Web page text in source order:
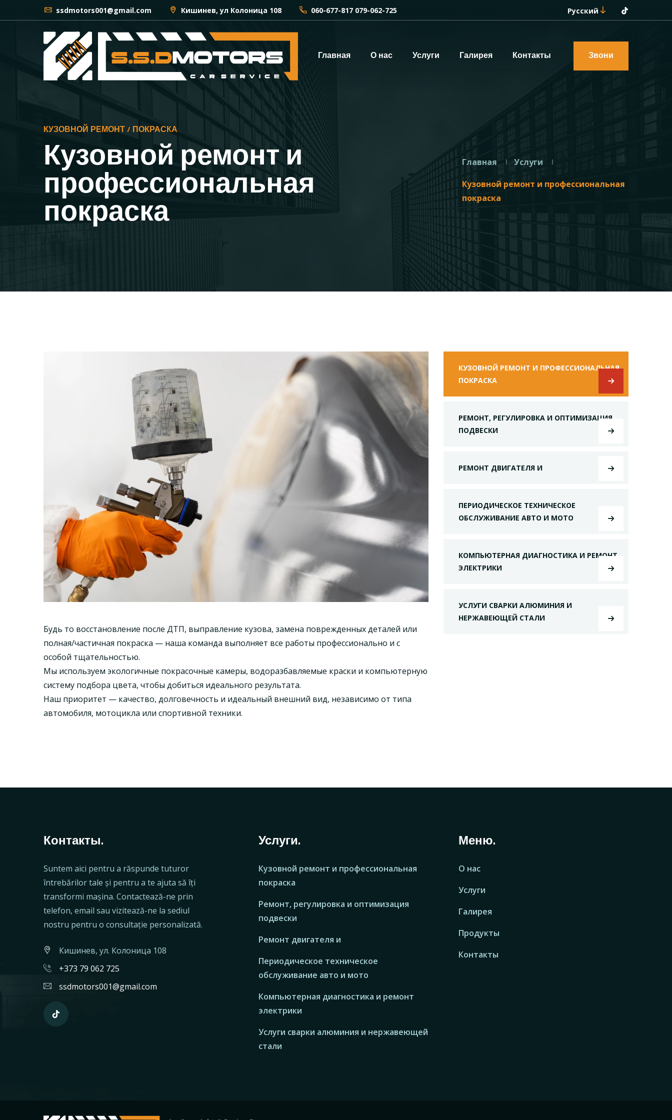
ssdmotors001@gmail.com Кишинев, ул Колоница 108 060-677-817 079-062-725 Русский
Главная О нас Услуги Галирея Контакты Звони
КУЗОВНОЙ РЕМОНТ / ПОКРАСКА
Кузовной ремонт и
профессиональная
покраска
Главная
Услуги
Кузовной ремонт и профессиональная
покраска
Будь то восстановление после ДТП, выправление кузова, замена поврежденных деталей или
полная/частичная покраска — наша команда выполняет все работы профессионально и с
особой тщательностью.
Мы используем экологичные покрасочные камеры, водоразбавляемые краски и компьютерную
систему подбора цвета, чтобы добиться идеального результата.
Наш приоритет — качество, долговечность и идеальный внешний вид, независимо от типа
автомобиля, мотоцикла или спортивной техники.
КУЗОВНОЙ РЕМОНТ И ПРОФЕССИОНАЛЬНАЯ
ПОКРАСКА
РЕМОНТ, РЕГУЛИРОВКА И ОПТИМИЗАЦИЯ
ПОДВЕСКИ
РЕМОНТ ДВИГАТЕЛЯ И
ПЕРИОДИЧЕСКОЕ ТЕХНИЧЕСКОЕ
ОБСЛУЖИВАНИЕ АВТО И МОТО
КОМПЬЮТЕРНАЯ ДИАГНОСТИКА И РЕМОНТ
ЭЛЕКТРИКИ
УСЛУГИ СВАРКИ АЛЮМИНИЯ И
НЕРЖАВЕЮЩЕЙ СТАЛИ
Контакты.
Suntem aici pentru a răspunde tuturor
întrebărilor tale și pentru a te ajuta să îți
transformi mașina. Contactează-ne prin
telefon, email sau vizitează-ne la sediul
nostru pentru o consultație personalizată.
Кишинев, ул. Колоница 108
+373 79 062 725
ssdmotors001@gmail.com
Услуги.
Кузовной ремонт и профессиональная
покраска
Ремонт, регулировка и оптимизация
подвески
Ремонт двигателя и
Периодическое техническое
обслуживание авто и мото
Компьютерная диагностика и ремонт
электрики
Услуги сварки алюминия и нержавеющей
стали
Меню.
О нас
Услуги
Галирея
Продукты
Контакты